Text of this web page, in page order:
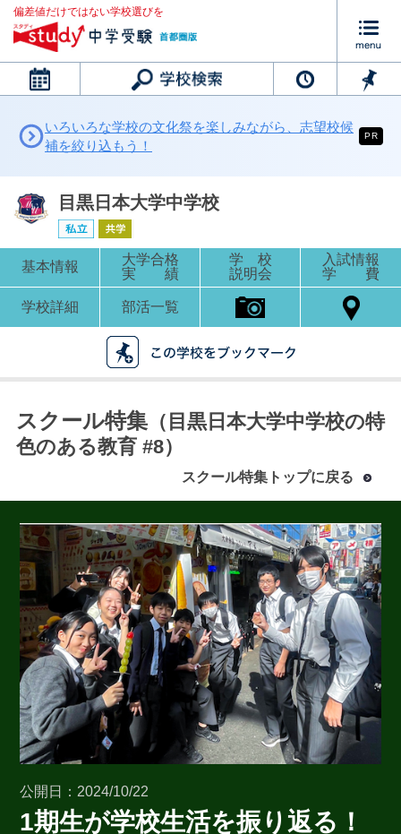
偏差値だけではない学校選びを
カレンダー
最近見た学校
目黒日本大学中学校
ブックマークした学校
ブックマークした学校はありません
いろいろな学校の文化祭を楽しみながら、志望校候
補を絞り込もう！
PR
目黒日本大学中学校
基本情報
大学合格
実 績
学 校
説明会
入試情報
学 費
学校詳細 部活一覧
スクール特集（目黒日本大学中学校の特
色のある教育 #8）
スクール特集トップに戻る
公開日：2024/10/22
1期生が学校生活を振り返る！